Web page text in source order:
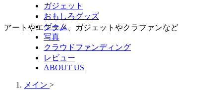
アートやエンタメ、ガジェットやクラファンなど
ガジェット
おもしろグッズ
ゲーム
写真
クラウドファンディング
レビュー
ABOUT US
メイン >